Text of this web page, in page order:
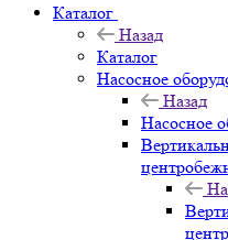
Каталог
Назад
Каталог
Насосное
Назад
Насосное